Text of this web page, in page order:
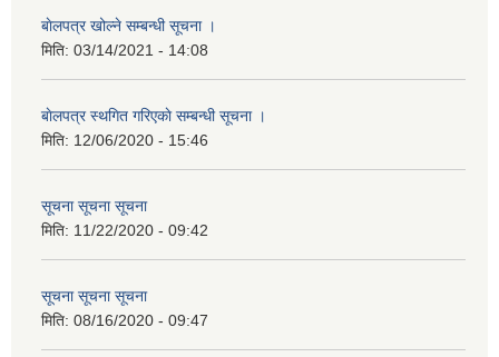
बाेलपत्र खोल्ने सम्बन्धी सूचना ।
मिति: 03/14/2021 - 14:08
बाेलपत्र स्थगित गरिएकाे सम्बन्धी सूचना ।
मिति: 12/06/2020 - 15:46
सूचना सूचना सूचना
मिति: 11/22/2020 - 09:42
सूचना सूचना सूचना
मिति: 08/16/2020 - 09:47